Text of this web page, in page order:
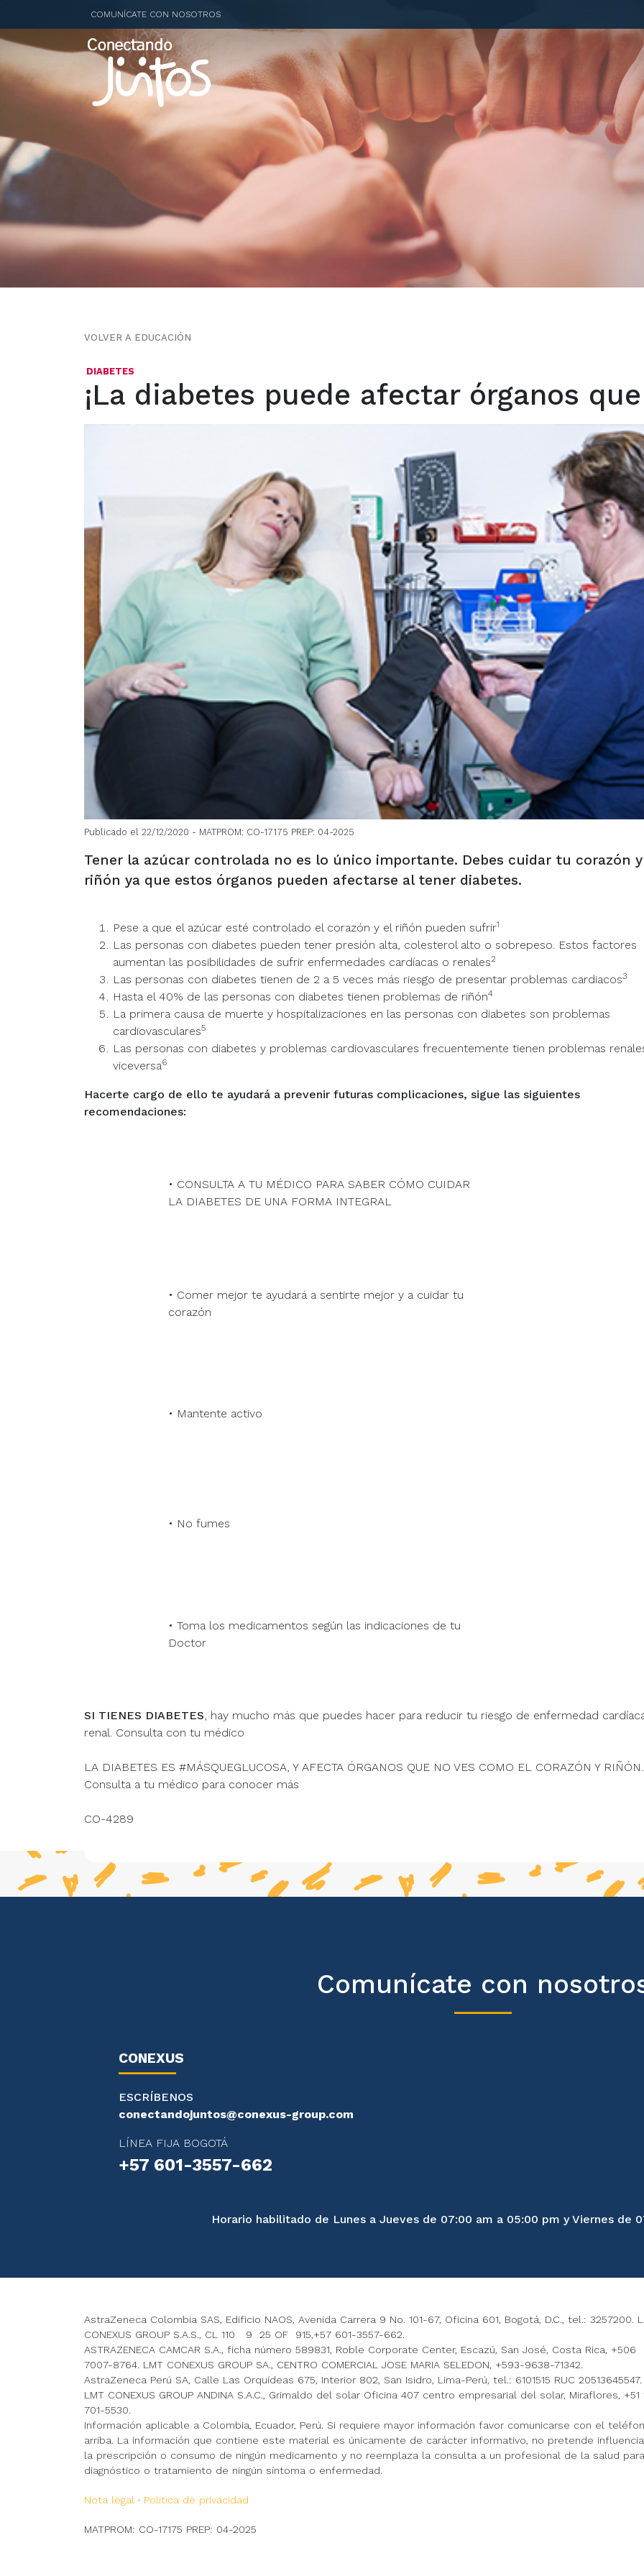
COMUNÍCATE CON NOSOTROS
VOLVER A EDUCACIÓN
DIABETES
¡La diabetes puede afectar órganos
Publicado el 22/12/2020 - MATPROM: CO-17175 PREP: 04-2025
Tener la azúcar controlada no es lo único importante. Debes cuidar tu corazón y
riñón ya que estos órganos pueden afectarse al tener diabetes.
Pese a que el azúcar esté controlado el corazón y el riñón pueden sufrir1
Las personas con diabetes pueden tener presión alta, colesterol alto o sobrepeso. Estos factores
aumentan las posibilidades de sufrir enfermedades cardíacas o renales2
Las personas con diabetes tienen de 2 a 5 veces más riesgo de presentar problemas cardiacos3
Hasta el 40% de las personas con diabetes tienen problemas de riñón4
La primera causa de muerte y hospitalizaciones en las personas con diabetes son problemas
cardiovasculares5
Las personas con diabetes y problemas cardiovasculares frecuentemente tienen problemas
viceversa6
Hacerte cargo de ello te ayudará a prevenir futuras complicaciones, sigue las siguientes
recomendaciones:
• CONSULTA A TU MÉDICO PARA SABER CÓMO CUIDAR
LA DIABETES DE UNA FORMA INTEGRAL
• Comer mejor te ayudará a sentirte mejor y a cuidar tu
corazón
• Mantente activo
• No fumes
• Toma los medicamentos según las indicaciones de tu
Doctor
SI TIENES DIABETES, hay mucho más que puedes hacer para reducir tu riesgo de enfermedad
renal. Consulta con tu médico
LA DIABETES ES #MÁSQUEGLUCOSA, Y AFECTA ÓRGANOS QUE NO VES COMO EL CORAZÓN Y RIÑÓN.
Consulta a tu médico para conocer más
CO-4289
Comunícate con
CONEXUS
ESCRÍBENOS
conectandojuntos@conexus-group.com
LÍNEA FIJA BOGOTÁ
+57 601-3557-662
Horario habilitado de Lunes a Jueves de 07:00 am a 05:00 pm y Viernes de
AstraZeneca Colombia SAS, Edificio NAOS, Avenida Carrera 9 No. 101-67, Oficina 601, Bogotá, D.C., tel.: 3257200.
CONEXUS GROUP S.A.S., CL 110 9 25 OF 915,+57 601-3557-662.
ASTRAZENECA CAMCAR S.A., ficha número 589831, Roble Corporate Center, Escazú, San José, Costa Rica, +506
7007-8764. LMT CONEXUS GROUP SA., CENTRO COMERCIAL JOSE MARIA SELEDON, +593-9638-71342.
AstraZeneca Perú SA, Calle Las Orquídeas 675, Interior 802, San Isidro, Lima-Perú, tel.: 6101515 RUC 20513645547.
LMT CONEXUS GROUP ANDINA S.A.C., Grimaldo del solar Oficina 407 centro empresarial del solar, Miraflores, +51
701-5530.
Información aplicable a Colombia, Ecuador, Perú. Si requiere mayor información favor comunicarse con el
arriba. La información que contiene este material es únicamente de carácter informativo, no pretende
la prescripción o consumo de ningún medicamento y no reemplaza la consulta a un profesional de la salud
diagnóstico o tratamiento de ningún síntoma o enfermedad.
Nota legal · Politica de privacidad
MATPROM: CO-17175 PREP: 04-2025